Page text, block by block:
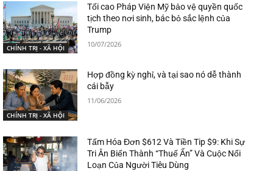
CHÍNH TRỊ - XÃ HỘI
Tối cao Pháp Viện Mỹ bảo vệ quyền quốc
tịch theo nơi sinh, bác bỏ sắc lệnh của
Trump
10/07/2026
CHÍNH TRỊ - XÃ HỘI
Hợp đồng kỳ nghỉ, và tại sao nó dễ thành
cái bẫy
11/06/2026
Tấm Hóa Đơn $612 Và Tiền Tip $9: Khi Sự
Tri Ân Biến Thành “Thuế Ẩn” Và Cuộc Nổi
Loạn Của Người Tiêu Dùng